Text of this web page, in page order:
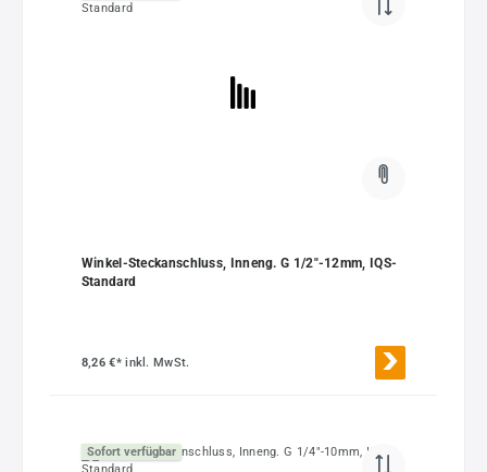
Winkel-Steckanschluss, Inneng. G 1/2"-12mm, IQS-
Standard
8,26 €*inkl. MwSt.
Sofort verfügbar